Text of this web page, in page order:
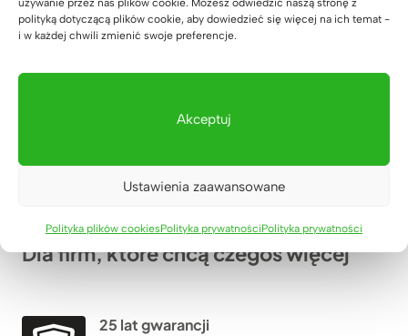
używanie przez nas plików cookie. Możesz odwiedzić naszą stronę z
polityką dotyczącą plików cookie, aby dowiedzieć się więcej na ich temat -
i w każdej chwili zmienić swoje preferencje.
Akceptuj
Ustawienia zaawansowane
Polityka plików cookiesPolityka prywatnościPolityka prywatności
Dla firm, które chcą czegoś więcej
25 lat gwarancji